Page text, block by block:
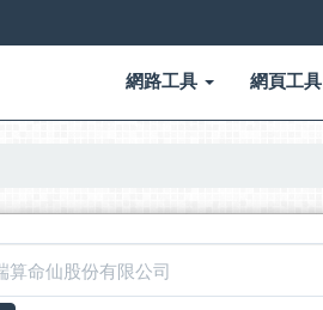
網路工具 網頁工具